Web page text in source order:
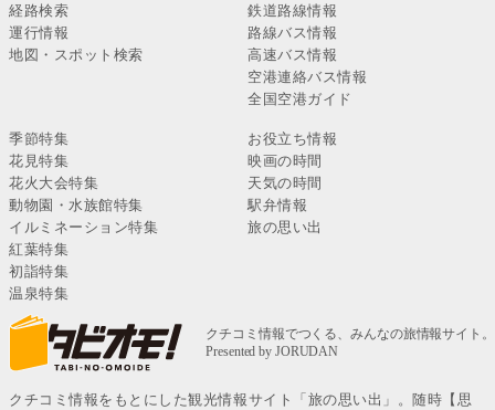
経路検索
運行情報
地図・スポット検索
鉄道路線情報
路線バス情報
高速バス情報
空港連絡バス情報
全国空港ガイド
季節特集
花見特集
花火大会特集
動物園・水族館特集
イルミネーション特集
紅葉特集
初詣特集
温泉特集
お役立ち情報
映画の時間
天気の時間
駅弁情報
旅の思い出
クチコミ情報をもとにした観光情報サイト「旅の思い出」。随時【思